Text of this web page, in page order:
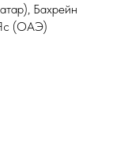
Бахрейн
(ОАЭ)